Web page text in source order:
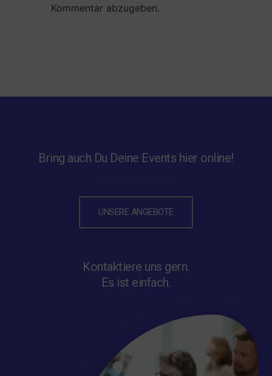
Kommentar abzugeben.
Bring auch Du Deine Events hier online!
UNSERE ANGEBOTE
Kontaktiere uns gern.
Es ist einfach.